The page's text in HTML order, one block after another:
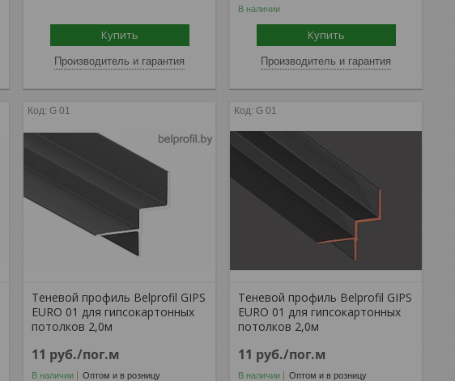
Купить
Производитель и гарантия
В наличии
Купить
Производитель и гарантия
G 01
Теневой профиль Belprofil GIPS
EURO 01 для гипсокартонных
потолков 2,0м
11 руб./пог.м
В наличии Оптом и в розницу
G 01
Теневой профиль Belprofil GIPS
EURO 01 для гипсокартонных
потолков 2,0м
11 руб./пог.м
В наличии Оптом и в розницу